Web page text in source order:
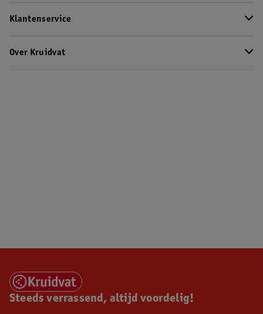
Klantenservice
Over Kruidvat
Steeds verrassend, altijd voordelig!